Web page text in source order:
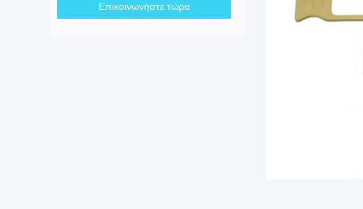
Επικοινωνήστε τώρα